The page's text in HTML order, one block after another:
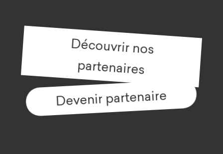
Découvrir nos
partenaires
Devenir partenaire